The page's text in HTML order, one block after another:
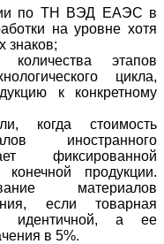
по ТН ВЭД ЕАЭС в
на уровне хотя
знаков;
количества этапов
цикла,
к конкретному
когда стоимость
иностранного
фиксированной
продукции.
материалов
если товарная
идентичной, а ее
в 5%.